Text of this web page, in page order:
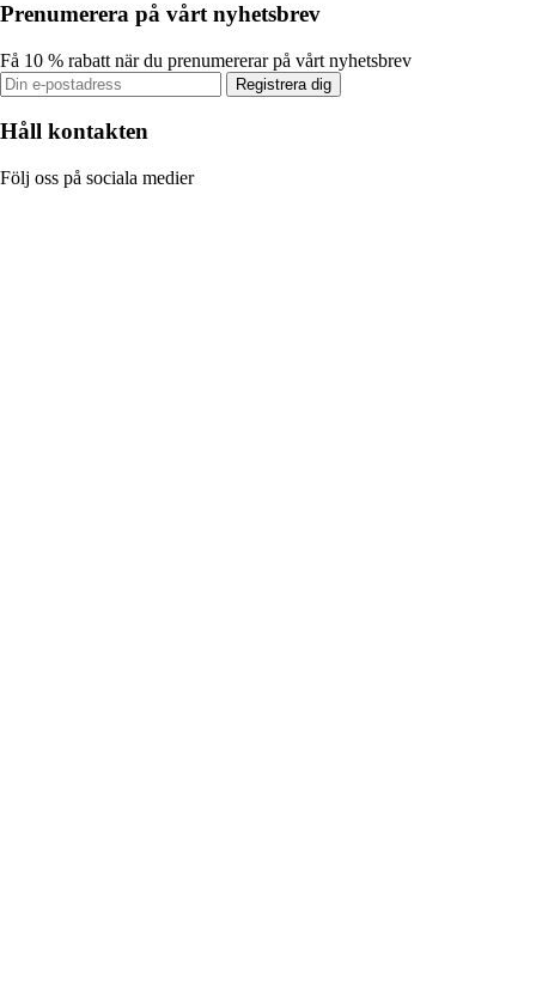
Prenumerera på vårt nyhetsbrev
Få 10 % rabatt när du prenumererar på vårt nyhetsbrev
Registrera dig
Håll kontakten
Följ oss på sociala medier